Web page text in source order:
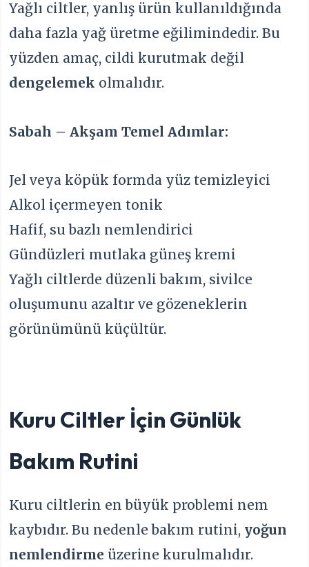
Yağlı ciltler, yanlış ürün kullanıldığında
daha fazla yağ üretme eğilimindedir. Bu
yüzden amaç, cildi kurutmak değil
dengelemek olmalıdır.
Sabah – Akşam Temel Adımlar:
Jel veya köpük formda yüz temizleyici
Alkol içermeyen tonik
Hafif, su bazlı nemlendirici
Gündüzleri mutlaka güneş kremi
Yağlı ciltlerde düzenli bakım, sivilce
oluşumunu azaltır ve gözeneklerin
görünümünü küçültür.
Kuru Ciltler İçin Günlük
Bakım Rutini
Kuru ciltlerin en büyük problemi nem
kaybıdır. Bu nedenle bakım rutini, yoğun
nemlendirme üzerine kurulmalıdır.